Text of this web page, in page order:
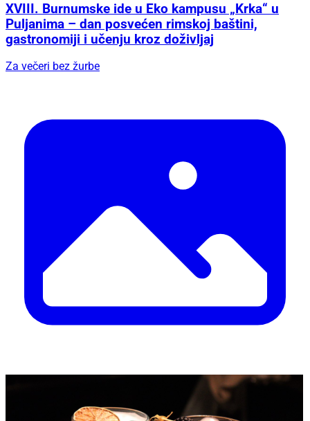
XVIII. Burnumske ide u Eko kampusu „Krka“ u
Puljanima – dan posvećen rimskoj baštini,
gastronomiji i učenju kroz doživljaj
Za večeri bez žurbe